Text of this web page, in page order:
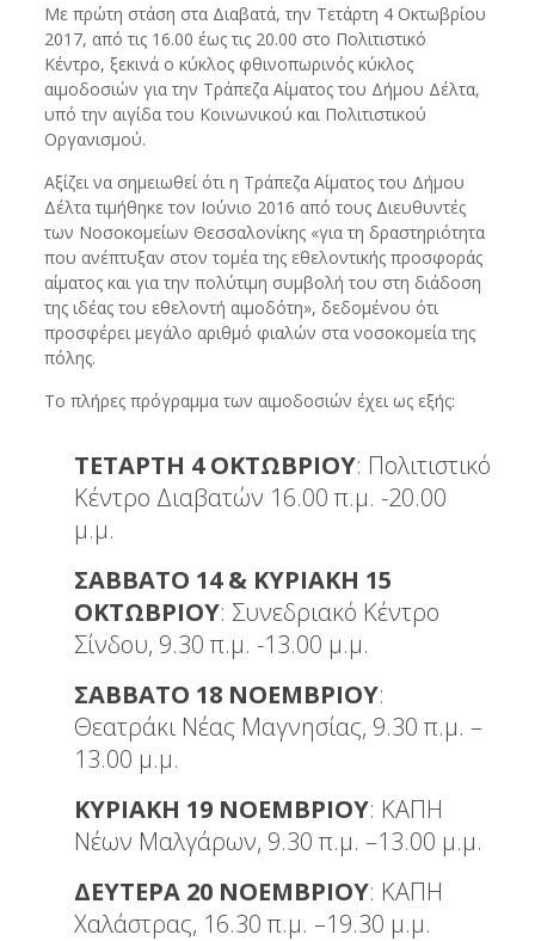
Με πρώτη στάση στα Διαβατά, την Τετάρτη 4 Οκτωβρίου
2017, από τις 16.00 έως τις 20.00 στο Πολιτιστικό
Κέντρο, ξεκινά ο κύκλος φθινοπωρινός κύκλος
αιμοδοσιών για την Τράπεζα Αίματος του Δήμου Δέλτα,
υπό την αιγίδα του Κοινωνικού και Πολιτιστικού
Οργανισμού.
Αξίζει να σημειωθεί ότι η Τράπεζα Αίματος του Δήμου
Δέλτα τιμήθηκε τον Ιούνιο 2016 από τους Διευθυντές
των Νοσοκομείων Θεσσαλονίκης «για τη δραστηριότητα
που ανέπτυξαν στον τομέα της εθελοντικής προσφοράς
αίματος και για την πολύτιμη συμβολή του στη διάδοση
της ιδέας του εθελοντή αιμοδότη», δεδομένου ότι
προσφέρει μεγάλο αριθμό φιαλών στα νοσοκομεία της
πόλης.
Το πλήρες πρόγραμμα των αιμοδοσιών έχει ως εξής:
ΤΕΤΑΡΤΗ 4 ΟΚΤΩΒΡΙΟΥ: Πολιτιστικό
Κέντρο Διαβατών 16.00 π.μ. -20.00
μ.μ.
ΣΑΒΒΑΤΟ 14 & ΚΥΡΙΑΚΗ 15
ΟΚΤΩΒΡΙΟΥ: Συνεδριακό Κέντρο
Σίνδου, 9.30 π.μ. -13.00 μ.μ.
ΣΑΒΒΑΤΟ 18 ΝΟΕΜΒΡΙΟΥ:
Θεατράκι Νέας Μαγνησίας, 9.30 π.μ. –
13.00 μ.μ.
ΚΥΡΙΑΚΗ 19 ΝΟΕΜΒΡΙΟΥ: ΚΑΠΗ
Νέων Μαλγάρων, 9.30 π.μ. –13.00 μ.μ.
ΔΕΥΤΕΡΑ 20 ΝΟΕΜΒΡΙΟΥ: ΚΑΠΗ
Χαλάστρας, 16.30 π.μ. –19.30 μ.μ.